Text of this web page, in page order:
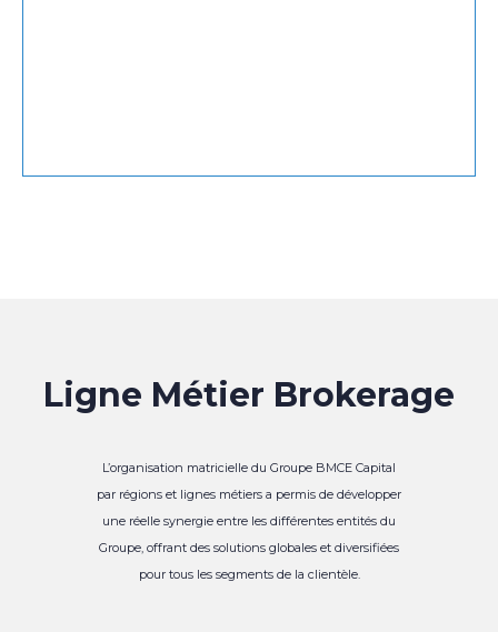
Ligne Métier Brokerage
L’organisation matricielle du Groupe BMCE Capital
par régions et lignes métiers a permis de développer
une réelle synergie entre les différentes entités du
Groupe, offrant des solutions globales et diversifiées
pour tous les segments de la clientèle.